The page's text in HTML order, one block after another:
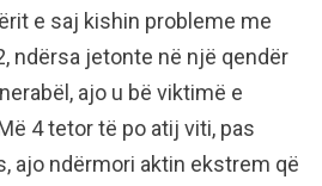
e saj kishin probleme me
ndërsa jetonte në një qendër
ajo u bë viktimë e
4 tetor të po atij viti, pas
ajo ndërmori aktin ekstrem që